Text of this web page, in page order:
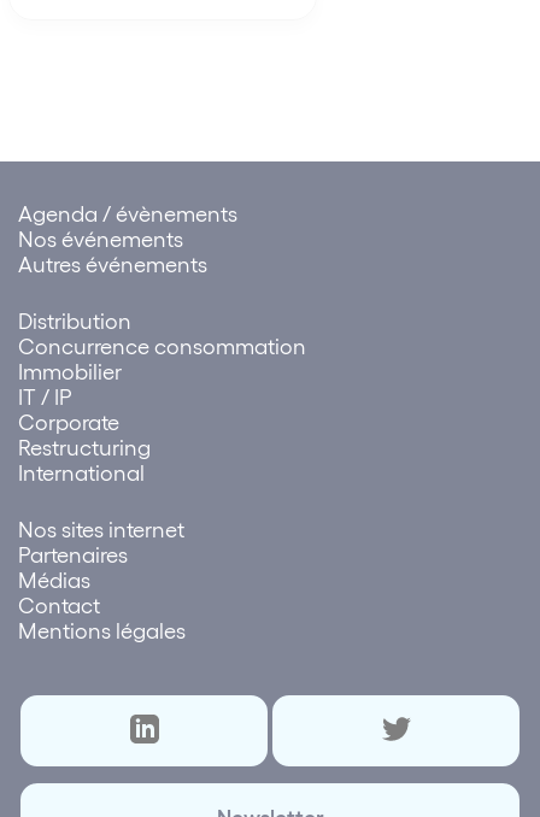
Agenda / évènements
Nos événements
Autres événements
Distribution
Concurrence consommation
Immobilier
IT / IP
Corporate
Restructuring
International
Nos sites internet
Partenaires
Médias
Contact
Mentions légales